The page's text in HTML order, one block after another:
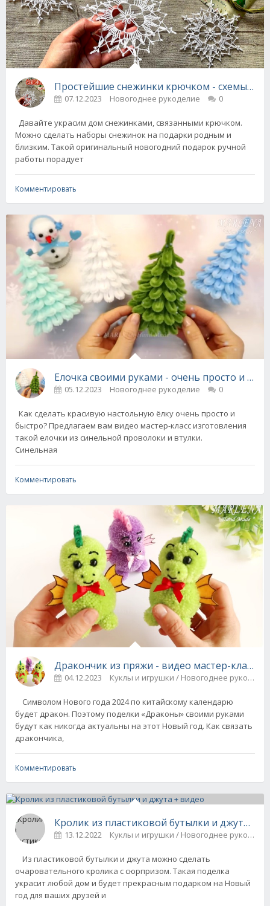
Простейшие снежинки крючком - схемы и
07.12.2023 Новогоднее рукоделие 0
Давайте украсим дом снежинками, связанными крючком.
Можно сделать наборы снежинок на подарки родным и
близким. Такой оригинальный новогодний подарок ручной
работы порадует
Комментировать
Елочка своими руками - очень просто и
05.12.2023 Новогоднее рукоделие 0
быстро? Предлагаем вам видео мастер-класс изготовления
такой елочки из синельной проволоки и втулки.
Синельная
Комментировать
Дракончик из пряжи - видео мастер-класс
04.12.2023 Куклы и игрушки / Новогоднее
Символом Нового года 2024 по китайскому календарю
будет дракон. Поэтому поделки «Драконы» своими руками
будут как никогда актуальны на этот Новый год. Как связать
дракончика,
Комментировать
Кролик из пластиковой бутылки и джута +
13.12.2022 Куклы и игрушки / Новогоднее
Из пластиковой бутылки и джута можно сделать
очаровательного кролика с сюрпризом. Такая поделка
украсит любой дом и будет прекрасным подарком на Новый
год для ваших друзей и